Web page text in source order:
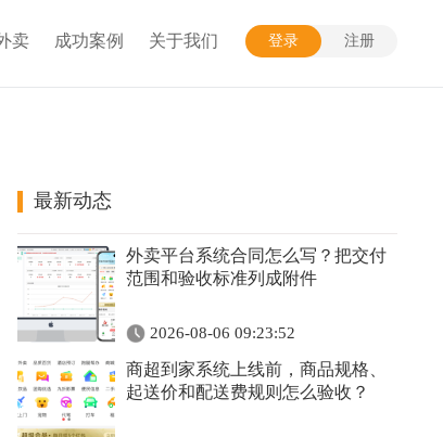
登录 注册
卖 成功案例 关于我们
最新动态
外卖平台系统合同怎么写？把交付
范围和验收标准列成附件
2026-08-06 09:23:52
商超到家系统上线前，商品规格、
起送价和配送费规则怎么验收？